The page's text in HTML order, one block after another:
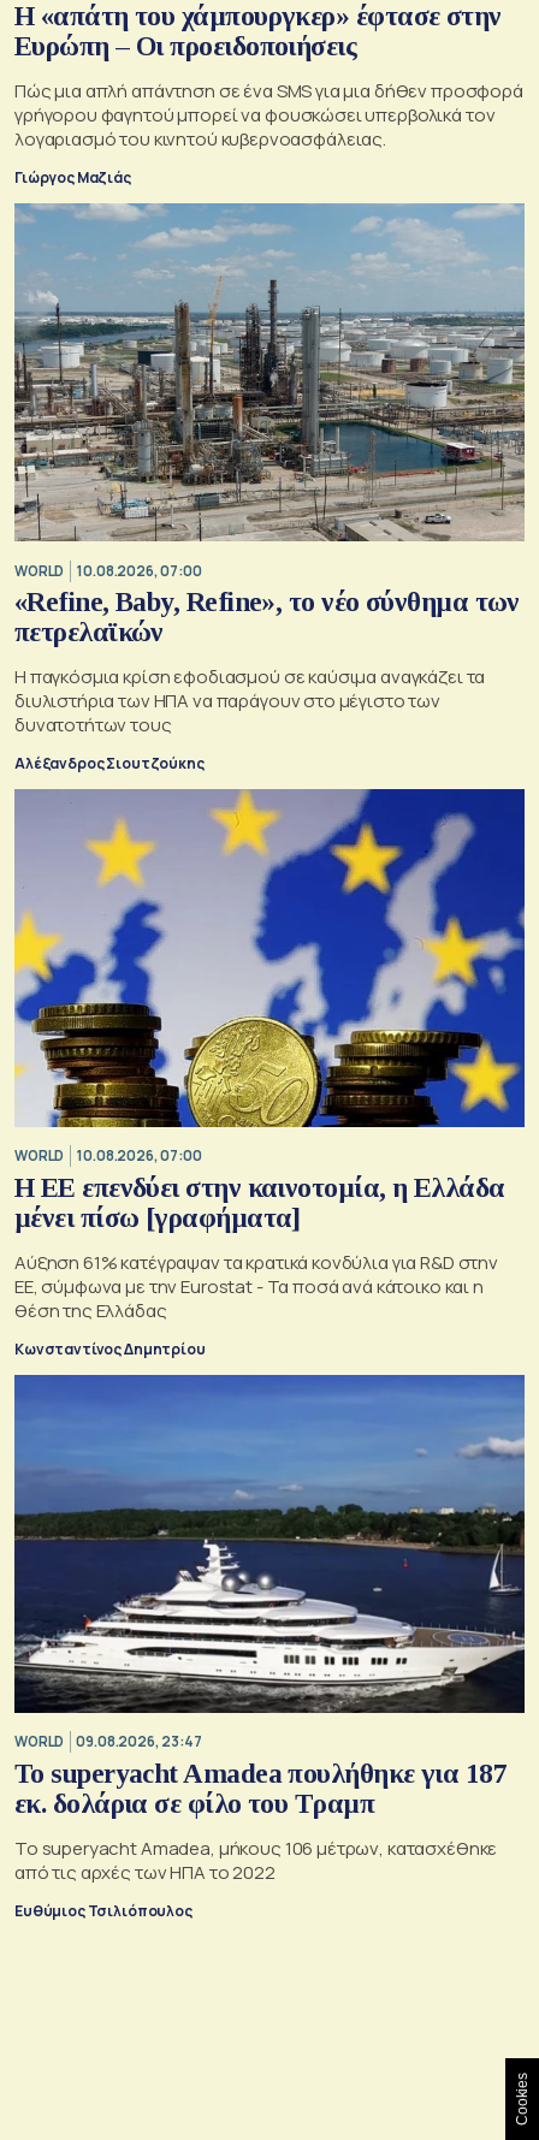
Η «απάτη του χάμπουργκερ» έφτασε στην
Ευρώπη – Οι προειδοποιήσεις
Πώς μια απλή απάντηση σε ένα SMS για μια δήθεν προσφορά
γρήγορου φαγητού μπορεί να φουσκώσει υπερβολικά τον
λογαριασμό του κινητού κυβερνοασφάλειας.
Γιώργος Μαζιάς
WORLD 10.08.2026, 07:00
«Refine, Baby, Refine», το νέο σύνθημα των
πετρελαϊκών
Η παγκόσμια κρίση εφοδιασμού σε καύσιμα αναγκάζει τα
διυλιστήρια των ΗΠΑ να παράγουν στο μέγιστο των
δυνατοτήτων τους
Αλέξανδρος Σιουτζούκης
WORLD 10.08.2026, 07:00
Η ΕΕ επενδύει στην καινοτομία, η Ελλάδα
μένει πίσω [γραφήματα]
Αύξηση 61% κατέγραψαν τα κρατικά κονδύλια για R&D στην
ΕΕ, σύμφωνα με την Eurostat - Τα ποσά ανά κάτοικο και η
θέση της Ελλάδας
Κωνσταντίνος Δημητρίου
WORLD 09.08.2026, 23:47
To superyacht Amadea πουλήθηκε για 187
εκ. δολάρια σε φίλο του Τραμπ
Το superyacht Amadea, μήκους 106 μέτρων, κατασχέθηκε
από τις αρχές των ΗΠΑ το 2022
Ευθύμιος Τσιλιόπουλος
Cookies